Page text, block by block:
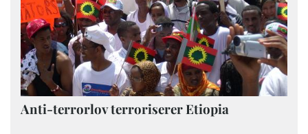
Anti-terrorlov terroriserer Etiopia